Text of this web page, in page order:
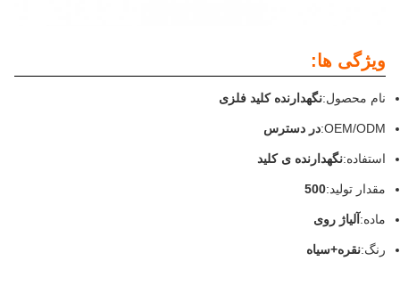
ویژگی ها:
نام محصول: نگهدارنده کلید فلزی
OEM/ODM: در دسترس
استفاده:نگهدارنده ی کلید
مقدار تولید:500
ماده:آلیاژ روی
رنگ:نقره+سیاه